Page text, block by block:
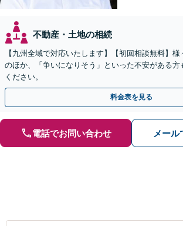
不動産・土地の相続
【九州全域で対応いたします】【初回相談無料】
のほか、「争いになりそう」といった不安がある方
ください。
料金表を見る
電話でお問い合わせ メール